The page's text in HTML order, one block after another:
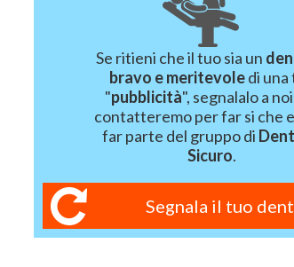
Se ritieni che il tuo sia un
bravo e meritevoledi una
"pubblicità", segnalalo a
contatteremo per far si che
far parte del gruppo di
Sicuro.
Segnala il tuo